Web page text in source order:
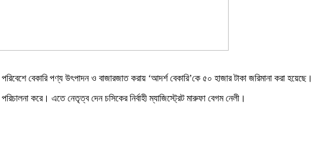
বেকারি পণ্য উৎপাদন ও বাজারজাত করায় ‘আদর্শ বেকারি’কে ৫০ হাজার টাকা জরিমানা করা হয়েছে।
করে। এতে নেতৃত্ব দেন চসিকের নির্বাহী ম্যাজিস্ট্রেট মারুফা বেগম নেলী।